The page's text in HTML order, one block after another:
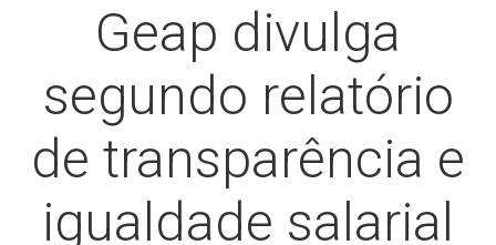
Geap divulga
segundo relatório
de transparência e
igualdade salarial